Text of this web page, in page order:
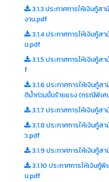
3.1.3 ประกาศการให้เงินกู้
งาน.pdf
3.1.4 ประกาศการให้เงิน
น.pdf
3.1.5 ประกาศการให้เงินกู้
f
3.1.6 ประกาศการให้เงินกู้
ติน้ำท่วมขั้นร้ายแรง (กรณีพิเ
3.1.7 ประกาศการให้เงินกู้
3.1.8 ประกาศการให้เงิน
ว.pdf
3.1.9 ประกาศการให้เงินกู้
3.1.10 ประกาศการให้เงินกู้
น.pdf